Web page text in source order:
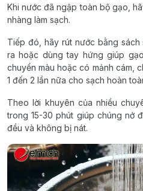
Khi nước đã ngập toàn bộ gạo,
nhàng làm sạch.
Tiếp đó, hãy rút nước bằng
ra hoặc dùng tay hứng giúp
chuyển màu hoặc có mảnh cám,
1 đến 2 lần nữa cho sạch hoàn
Theo lời khuyên của nhiều
trong 15-30 phút giúp chúng nở
đều và không bị nát.